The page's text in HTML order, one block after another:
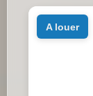
a louer